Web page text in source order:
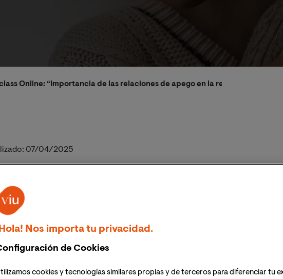
Online: “Importancia de las relaciones de apego en la regulación
07/04/2025
18:00h
de Tercera Generación de la Facultad de Ciencias de la Salud
“Importancia de las relaciones de apego en la regulación
un enlace para acceder a la sesión el mismo día del
Nos importa tu privacidad.
de Cookies
cookies y tecnologías similares propias y de terceros para diferenciar tu